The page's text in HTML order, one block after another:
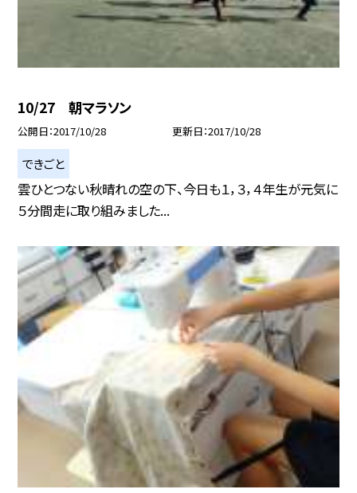
10/27 朝マラソン
公開日 2017/10/28 更新日 2017/10/28
できごと
雲ひとつない秋晴れの空の下、今日も１，３，４年生が元気に
５分間走に取り組みました...